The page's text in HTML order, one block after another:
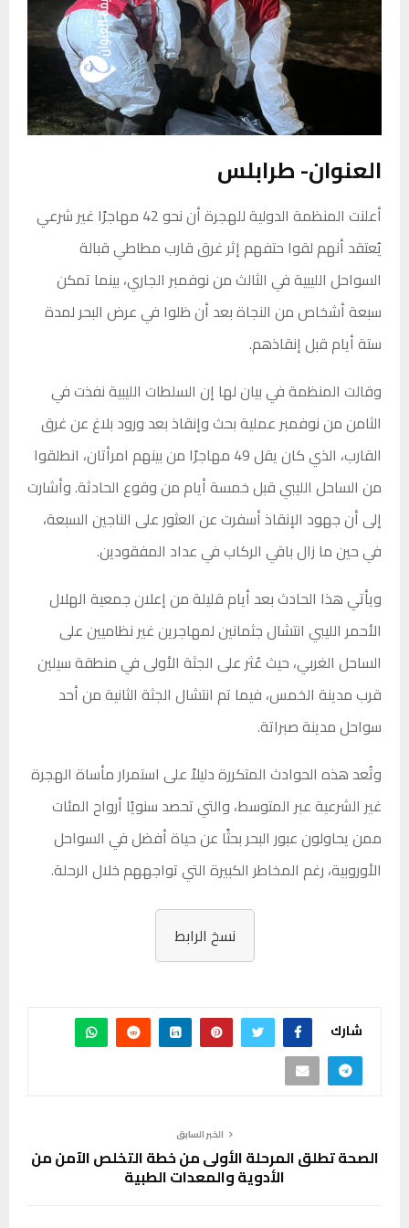
العنوان- طرابلس
أعلنت المنظمة الدولية للهجرة أن نحو 42 مهاجرًا غير شرعي
يُعتقد أنهم لقوا حتفهم إثر غرق قارب مطاطي قبالة
السواحل الليبية في الثالث من نوفمبر الجاري، بينما تمكن
سبعة أشخاص من النجاة بعد أن ظلوا في عرض البحر لمدة
ستة أيام قبل إنقاذهم.
وقالت المنظمة في بيان لها إن السلطات الليبية نفذت في
الثامن من نوفمبر عملية بحث وإنقاذ بعد ورود بلاغ عن غرق
القارب، الذي كان يقل 49 مهاجرًا من بينهم امرأتان، انطلقوا
من الساحل الليبي قبل خمسة أيام من وقوع الحادثة. وأشارت
إلى أن جهود الإنقاذ أسفرت عن العثور على الناجين السبعة،
في حين ما زال باقي الركاب في عداد المفقودين.
ويأتي هذا الحادث بعد أيام قليلة من إعلان جمعية الهلال
الأحمر الليبي انتشال جثمانين لمهاجرين غير نظاميين على
الساحل الغربي، حيث عُثر على الجثة الأولى في منطقة سيلين
قرب مدينة الخمس، فيما تم انتشال الجثة الثانية من أحد
سواحل مدينة صبراتة.
وتُعد هذه الحوادث المتكررة دليلاً على استمرار مأساة الهجرة
غير الشرعية عبر المتوسط، والتي تحصد سنويًا أرواح المئات
ممن يحاولون عبور البحر بحثًا عن حياة أفضل في السواحل
الأوروبية، رغم المخاطر الكبيرة التي تواجههم خلال الرحلة.
نسخ الرابط
شارك
الخبر السابق
الصحة تطلق المرحلة الأولى من خطة التخلص الآمن من
الأدوية والمعدات الطبية